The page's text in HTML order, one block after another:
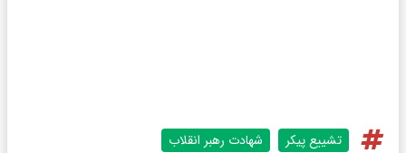
تشییع پیکر شهادت رهبر انقلاب